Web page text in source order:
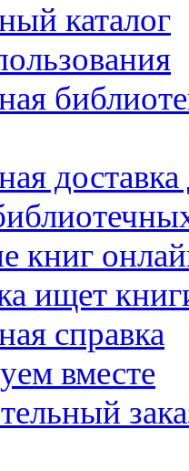
каталог
книг
ищет
справка
вместе